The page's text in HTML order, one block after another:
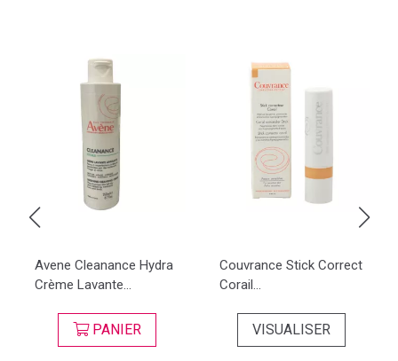
Avene Cleanance Hydra
Crème Lavante...
PANIER
Couvrance Stick Correct
Corail...
VISUALISER